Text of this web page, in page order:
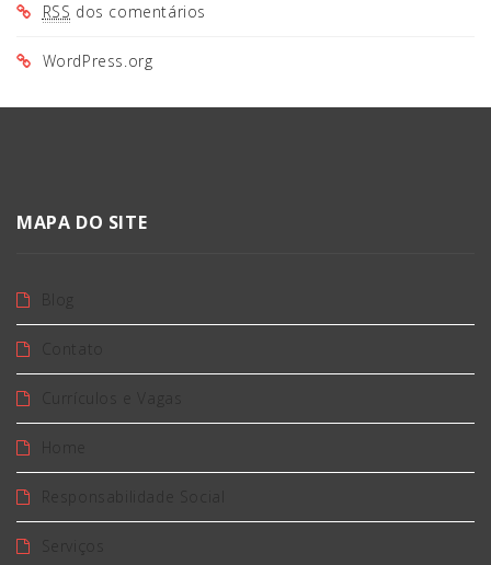
RSS dos comentários
WordPress.org
MAPA DO SITE
Blog
Currículos e Vagas